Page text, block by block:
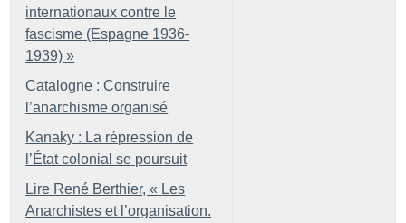
internationaux contre le
fascisme (Espagne 1936-
1939) »
Catalogne : Construire
l’anarchisme organisé
Kanaky : La répression de
l’État colonial se poursuit
Lire René Berthier, « Les
Anarchistes et l’organisation.